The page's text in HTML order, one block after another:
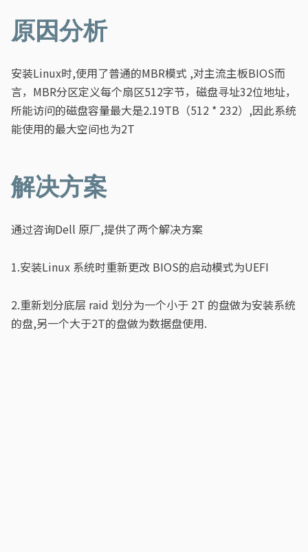
原因分析
安装Linux时,使用了普通的MBR模式 ,对主流主板BIOS而
言，MBR分区定义每个扇区512字节，磁盘寻址32位地址，
所能访问的磁盘容量最大是2.19TB（512 * 232）,因此系统
能使用的最大空间也为2T
解决方案
通过咨询Dell 原厂,提供了两个解决方案
1.安装Linux 系统时重新更改 BIOS的启动模式为UEFI
2.重新划分底层 raid 划分为一个小于 2T 的盘做为安装系统
的盘,另一个大于2T的盘做为数据盘使用.